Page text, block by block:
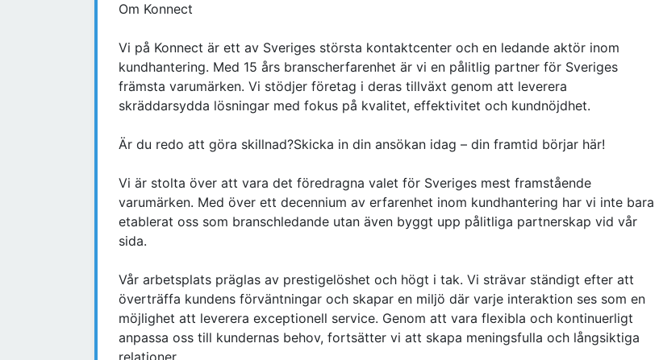
Om Konnect
Vi på Konnect är ett av Sveriges största kontaktcenter och en ledande aktör inom
kundhantering. Med 15 års branscherfarenhet är vi en pålitlig partner för Sveriges
främsta varumärken. Vi stödjer företag i deras tillväxt genom att leverera
skräddarsydda lösningar med fokus på kvalitet, effektivitet och kundnöjdhet.
Är du redo att göra skillnad?Skicka in din ansökan idag – din framtid börjar här!
Vi är stolta över att vara det föredragna valet för Sveriges mest framstående
varumärken. Med över ett decennium av erfarenhet inom kundhantering har vi inte bara
etablerat oss som branschledande utan även byggt upp pålitliga partnerskap vid vår
sida.
Vår arbetsplats präglas av prestigelöshet och högt i tak. Vi strävar ständigt efter att
överträffa kundens förväntningar och skapar en miljö där varje interaktion ses som en
möjlighet att leverera exceptionell service. Genom att vara flexibla och kontinuerligt
anpassa oss till kundernas behov, fortsätter vi att skapa meningsfulla och långsiktiga